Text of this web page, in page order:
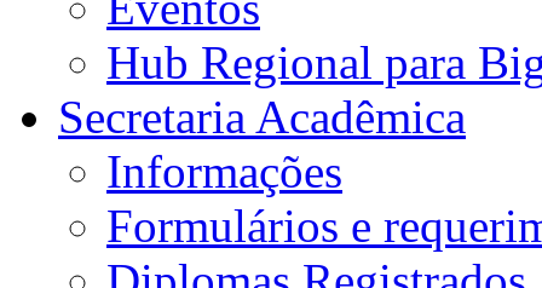
Hub Regional para
Secretaria Acadêmica
Informações
Formulários e